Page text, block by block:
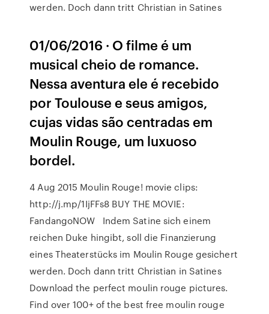
werden. Doch dann tritt Christian in Satines
01/06/2016 · O filme é um
musical cheio de romance.
Nessa aventura ele é recebido
por Toulouse e seus amigos,
cujas vidas são centradas em
Moulin Rouge, um luxuoso
bordel.
4 Aug 2015 Moulin Rouge! movie clips:
http://j.mp/1IjFFs8 BUY THE MOVIE:
FandangoNOW Indem Satine sich einem
reichen Duke hingibt, soll die Finanzierung
eines Theaterstücks im Moulin Rouge gesichert
werden. Doch dann tritt Christian in Satines
Download the perfect moulin rouge pictures.
Find over 100+ of the best free moulin rouge